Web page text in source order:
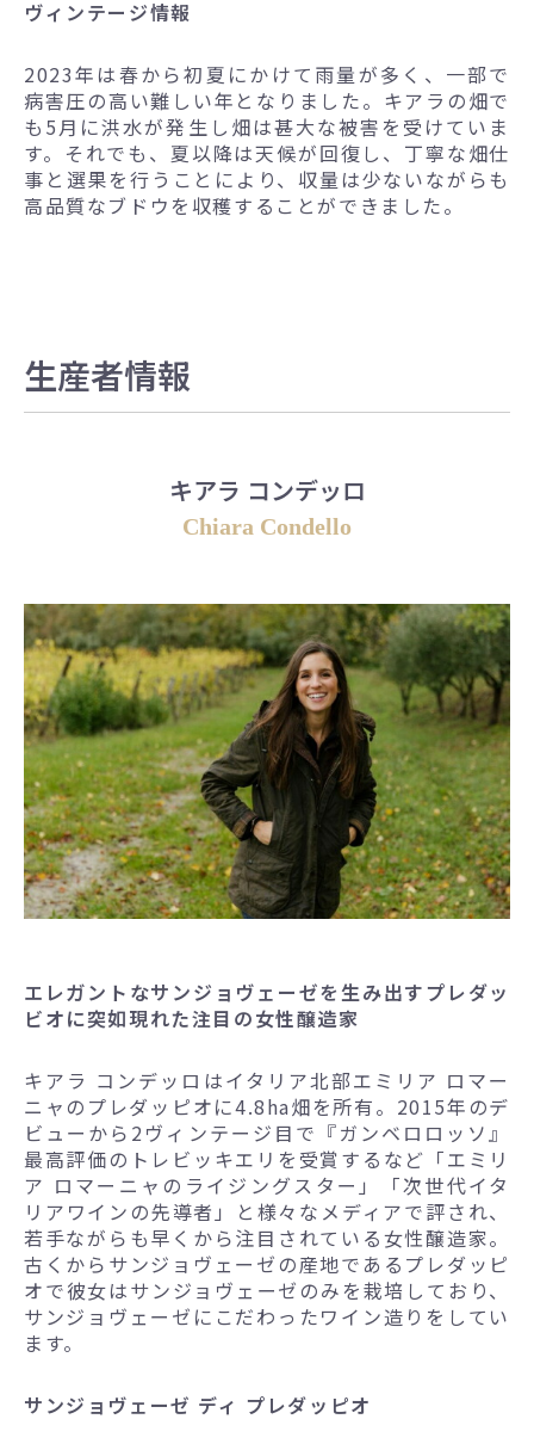
ヴィンテージ情報
2023年は春から初夏にかけて雨量が多く、一部で
病害圧の高い難しい年となりました。キアラの畑で
も5月に洪水が発生し畑は甚大な被害を受けていま
す。それでも、夏以降は天候が回復し、丁寧な畑仕
事と選果を行うことにより、収量は少ないながらも
高品質なブドウを収穫することができました。
生産者情報
キアラ コンデッロ
Chiara Condello
エレガントなサンジョヴェーゼを生み出すプレダッ
ビオに突如現れた注目の女性醸造家
キアラ コンデッロはイタリア北部エミリア ロマー
ニャのプレダッピオに4.8ha畑を所有。2015年のデ
ビューから2ヴィンテージ目で『ガンベロロッソ』
最高評価のトレビッキエリを受賞するなど「エミリ
ア ロマーニャのライジングスター」「次世代イタ
リアワインの先導者」と様々なメディアで評され、
若手ながらも早くから注目されている女性醸造家。
古くからサンジョヴェーゼの産地であるプレダッピ
オで彼女はサンジョヴェーゼのみを栽培しており、
サンジョヴェーゼにこだわったワイン造りをしてい
ます。
サンジョヴェーゼ ディ プレダッピオ